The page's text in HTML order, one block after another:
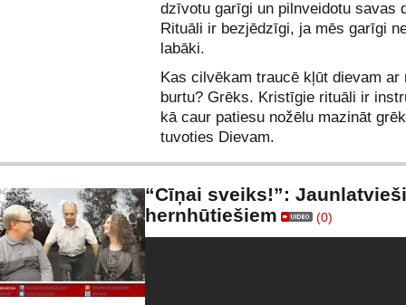
dzīvotu garīgi un pilnveidotu savas
Rituāli ir bezjēdzīgi, ja mēs garīgi
labāki.
Kas cilvēkam traucē kļūt dievam ar
burtu? Grēks. Kristīgie rituāli ir
kā caur patiesu nožēlu mazināt
tuvoties Dievam.
“Cīņai sveiks!”:
hernhūtiešiem
(0)